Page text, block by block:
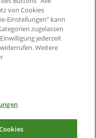
von Cookies
Einstellungen" kann
zugelassen
jederzeit
Weitere
×